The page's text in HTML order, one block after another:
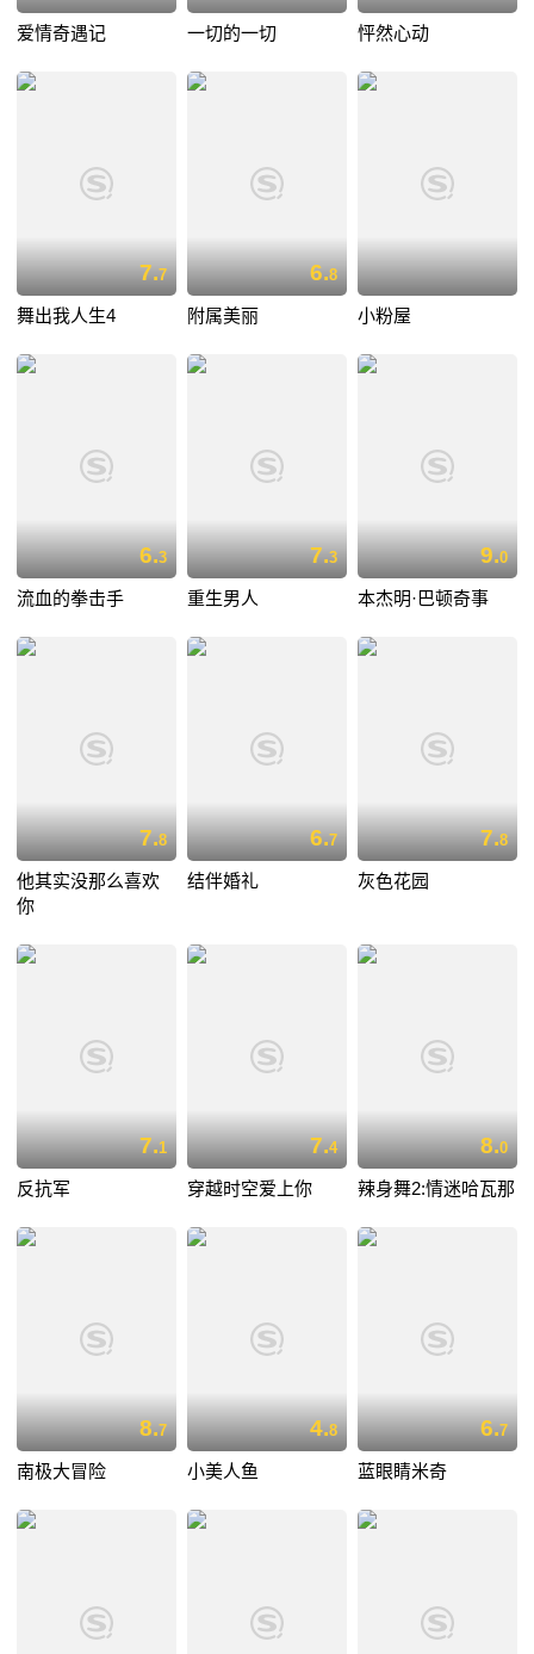
爱情奇遇记 一切的一切 怦然心动
7.7
舞出我人生4
6.8
附属美丽 小粉屋
6.3
流血的拳击手
7.3
重生男人
9.0
本杰明·巴顿奇事
7.8
他其实没那么喜欢
你
6.7
结伴婚礼
7.8
灰色花园
7.1
反抗军
7.4
穿越时空爱上你
8.0
辣身舞2:情迷哈瓦那
8.7
南极大冒险
4.8
小美人鱼
6.7
蓝眼睛米奇